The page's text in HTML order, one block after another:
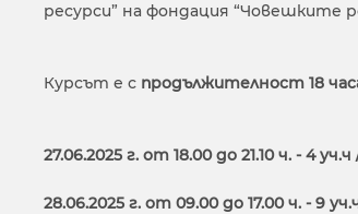
ресурси” на фондация “Човешките
Курсът е с продължителност 18
27.06.2025 г. от 18.00 до 21.10 ч. - 4
28.06.2025 г. от 09.00 до 17.00 ч. - 9